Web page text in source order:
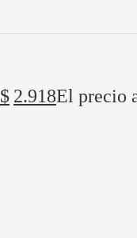
$ 2.918El precio